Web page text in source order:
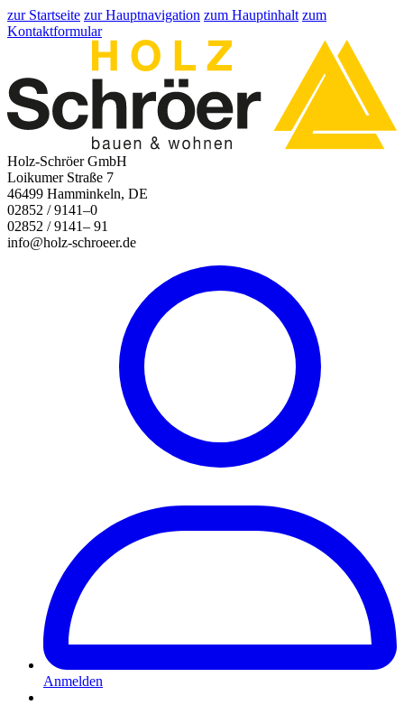
zur Startseite zur Hauptnavigation zum Hauptinhalt zum
Kontaktformular
Holz-Schröer GmbH
Loikumer Straße 7
46499 Hamminkeln, DE
02852 / 9141–0
02852 / 9141– 91
info@holz-schroeer.de
Anmelden